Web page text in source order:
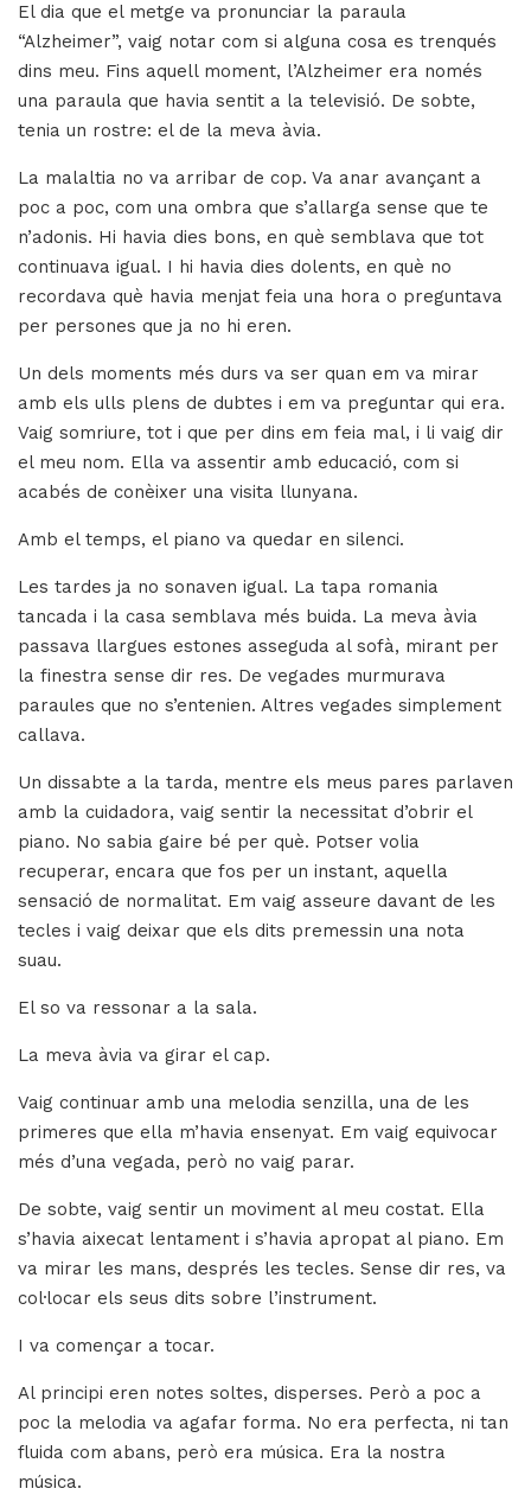
El dia que el metge va pronunciar la paraula
“Alzheimer”, vaig notar com si alguna cosa es trenqués
dins meu. Fins aquell moment, l’Alzheimer era només
una paraula que havia sentit a la televisió. De sobte,
tenia un rostre: el de la meva àvia.
La malaltia no va arribar de cop. Va anar avançant a
poc a poc, com una ombra que s’allarga sense que te
n’adonis. Hi havia dies bons, en què semblava que tot
continuava igual. I hi havia dies dolents, en què no
recordava què havia menjat feia una hora o preguntava
per persones que ja no hi eren.
Un dels moments més durs va ser quan em va mirar
amb els ulls plens de dubtes i em va preguntar qui era.
Vaig somriure, tot i que per dins em feia mal, i li vaig dir
el meu nom. Ella va assentir amb educació, com si
acabés de conèixer una visita llunyana.
Amb el temps, el piano va quedar en silenci.
Les tardes ja no sonaven igual. La tapa romania
tancada i la casa semblava més buida. La meva àvia
passava llargues estones asseguda al sofà, mirant per
la finestra sense dir res. De vegades murmurava
paraules que no s’entenien. Altres vegades simplement
callava.
Un dissabte a la tarda, mentre els meus pares parlaven
amb la cuidadora, vaig sentir la necessitat d’obrir el
piano. No sabia gaire bé per què. Potser volia
recuperar, encara que fos per un instant, aquella
sensació de normalitat. Em vaig asseure davant de les
tecles i vaig deixar que els dits premessin una nota
suau.
El so va ressonar a la sala.
La meva àvia va girar el cap.
Vaig continuar amb una melodia senzilla, una de les
primeres que ella m’havia ensenyat. Em vaig equivocar
més d’una vegada, però no vaig parar.
De sobte, vaig sentir un moviment al meu costat. Ella
s’havia aixecat lentament i s’havia apropat al piano. Em
va mirar les mans, després les tecles. Sense dir res, va
col·locar els seus dits sobre l’instrument.
I va començar a tocar.
Al principi eren notes soltes, disperses. Però a poc a
poc la melodia va agafar forma. No era perfecta, ni tan
fluida com abans, però era música. Era la nostra
música.